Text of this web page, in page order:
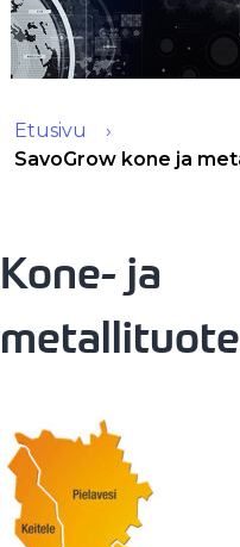
Etusivu
SavoGrow kone ja
Kone- ja